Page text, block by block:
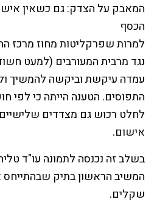
המאבק על הצדק: גם כשאין
הכסף
למרות שפרקליטות מחוז מרכז
נגד מרבית המעורבים (למעט
עמדה עיקשת וביקשה להמשיך
התפוסים. הטענה הייתה כי לפי
לחלט רכוש גם מצדדים
אישום.
בשלב זה נכנסה לתמונה עו"ד
המשיב הראשון בתיק שבהתייחס
שקלים.